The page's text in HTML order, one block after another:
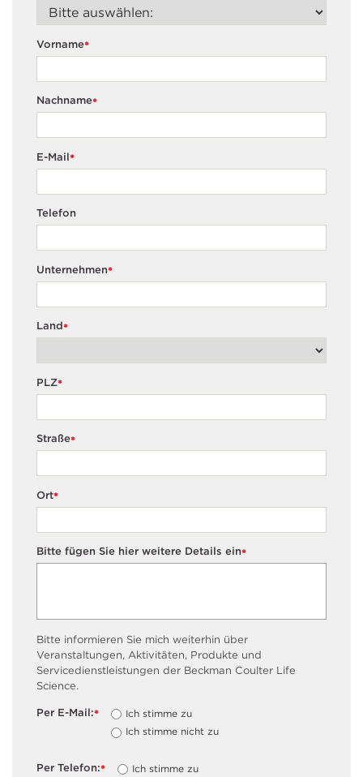
*
Vorname
*
Nachname
*
E-Mail
Telefon
*
Unternehmen
*
Land
*
PLZ
*
Straße
*
Ort
*
Bitte fügen Sie hier weitere Details ein
Bitte informieren Sie mich weiterhin über
Veranstaltungen, Aktivitäten, Produkte und
Servicedienstleistungen der Beckman Coulter Life
Science.
*
Per E-Mail:
Ich stimme zu
Ich stimme nicht zu
*
Per Telefon:
Ich stimme zu